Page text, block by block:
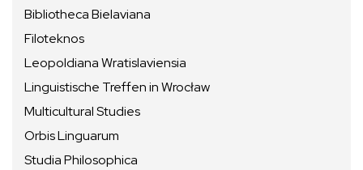
Bibliotheca Bielaviana
Filoteknos
Leopoldiana Wratislaviensia
Linguistische Treffen in Wrocław
Multicultural Studies
Orbis Linguarum
Studia Philosophica